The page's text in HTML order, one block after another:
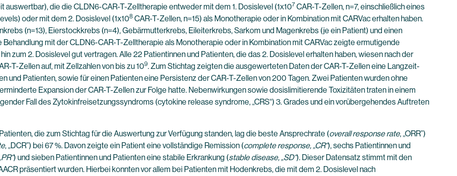
auswertbar), die die CLDN6-CAR-T-Zelltherapie entweder mit dem 1. Dosislevel (1x107 CAR-T-Zellen, n=7, einschließlich eines
oder mit dem 2. Dosislevel (1x108 CAR-T-Zellen, n=15) als Monotherapie oder in Kombination mit CARVac erhalten haben.
(n=13), Eierstockkrebs (n=4), Gebärmutterkrebs, Eileiterkrebs, Sarkom und Magenkrebs (je ein Patient) und einen
mit der CLDN6-CAR-T-Zelltherapie als Monotherapie oder in Kombination mit CARVac zeigte ermutigende
zum 2. Dosislevel gut vertragen. Alle 22 Patientinnen und Patienten, die das 2. Dosislevel erhalten haben, wiesen nach der
T-Zellen auf, mit Zellzahlen von bis zu 109. Zum Stichtag zeigten die ausgewerteten Daten der CAR-T-Zellen eine Langzeit-
und Patienten, sowie für einen Patienten eine Persistenz der CAR-T-Zellen von 200 Tagen. Zwei Patienten wurden ohne
Expansion der CAR-T-Zellen zur Folge hatte. Nebenwirkungen sowie dosislimitierende Toxizitäten traten in einem
Fall des Zytokinfreisetzungssyndroms (cytokine release syndrome, „CRS“) 3. Grades und ein vorübergehendes Auftreten
die zum Stichtag für die Auswertung zur Verfügung standen, lag die beste Ansprechrate (overall response rate, „ORR”)
, „DCR”) bei 67 %. Davon zeigte ein Patient eine vollständige Remission (complete response, „CR“), sechs Patientinnen und
) und sieben Patientinnen und Patienten eine stabile Erkrankung (stable disease, „SD“). Dieser Datensatz stimmt mit den
präsentiert wurden. Hierbei konnten vor allem bei Patienten mit Hodenkrebs, die mit dem 2. Dosislevel nach